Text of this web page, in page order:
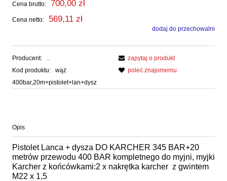
Cena brutto: 700,00 zł
Cena netto: 569,11 zł
dodaj do przechowalni
Producent:
Kod produktu:
wąż
400bar,20m+pistolet+lan+dysz
zapytaj o produkt
poleć znajomemu
Opis
Pistolet Lanca + dysza DO KARCHER 345 BAR+20
metrów przewodu 400 BAR kompletnego do myjni, myjki
Karcher z końcówkami:2 x nakrętka karcher z gwintem
M22 x 1,5